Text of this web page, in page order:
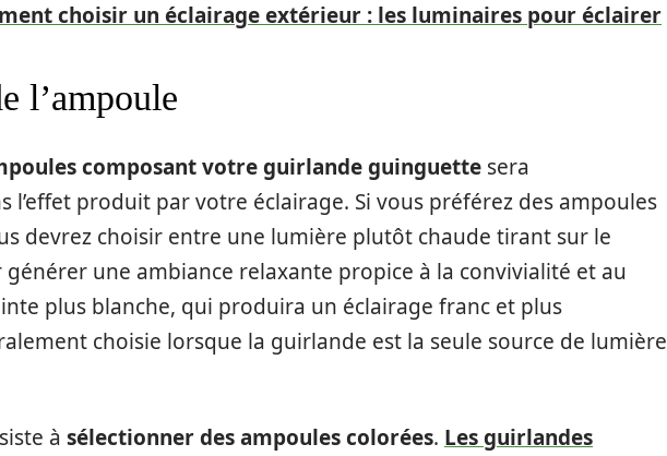
choisir un éclairage extérieur : les luminaires pour éclairer
l’ampoule
composant votre guirlande guinguette sera
l’effet produit par votre éclairage. Si vous préférez des ampoules
devrez choisir entre une lumière plutôt chaude tirant sur le
une ambiance relaxante propice à la convivialité et au
plus blanche, qui produira un éclairage franc et plus
choisie lorsque la guirlande est la seule source de lumière
à sélectionner des ampoules colorées. Les guirlandes